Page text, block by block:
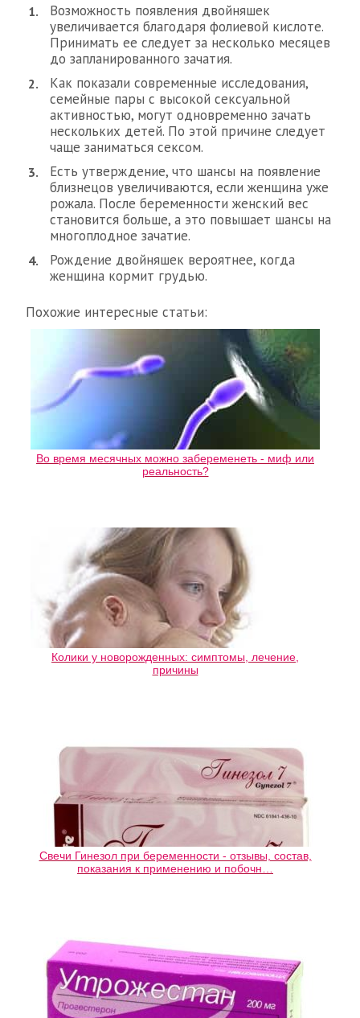
Возможность появления двойняшек
увеличивается благодаря фолиевой кислоте.
Принимать ее следует за несколько месяцев
до запланированного зачатия.
Как показали современные исследования,
семейные пары с высокой сексуальной
активностью, могут одновременно зачать
нескольких детей. По этой причине следует
чаще заниматься сексом.
Есть утверждение, что шансы на появление
близнецов увеличиваются, если женщина уже
рожала. После беременности женский вес
становится больше, а это повышает шансы на
многоплодное зачатие.
Рождение двойняшек вероятнее, когда
женщина кормит грудью.
Похожие интересные статьи:
Во время месячных можно забеременеть - миф или
реальность?
Колики у новорожденных: симптомы, лечение,
причины
Свечи Гинезол при беременности - отзывы, состав,
показания к применению и побочн…